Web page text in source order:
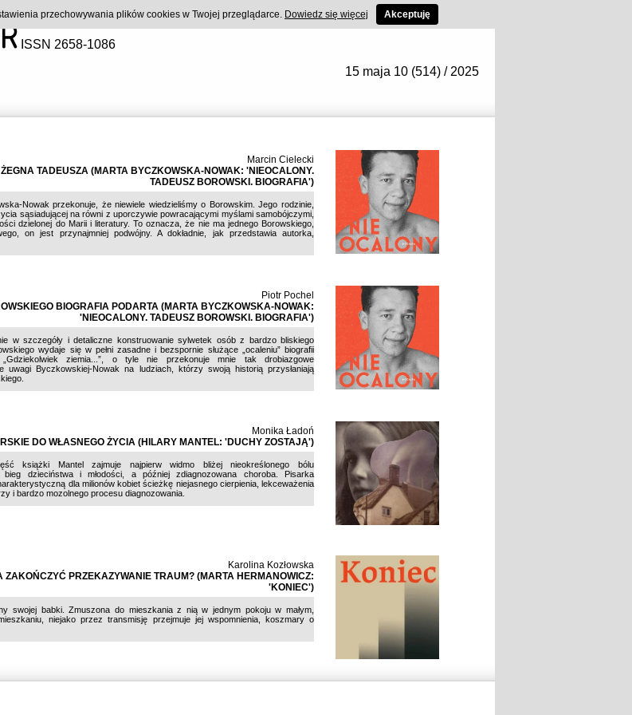
ISSN 2658-1086
15 maja 10 (514) / 2025
Marcin Cielecki
TADEUSZA (MARTA BYCZKOWSKA-NOWAK: 'NIEOCALONY.
TADEUSZ BOROWSKI. BIOGRAFIA')
Nowak przekonuje, że niewiele wiedzieliśmy o Borowskim. Jego rodzinie,
sąsiadującej na równi z uporczywie powracającymi myślami samobójczymi,
dzielonej do Marii i literatury. To oznacza, że nie ma jednego Borowskiego,
on jest przynajmniej podwójny. A dokładnie, jak przedstawia autorka,
Piotr Pochel
BIOGRAFIA PODARTA (MARTA BYCZKOWSKA-NOWAK:
'NIEOCALONY. TADEUSZ BOROWSKI. BIOGRAFIA')
w szczegóły i detaliczne konstruowanie sylwetek osób z bardzo bliskiego
wydaje się w pełni zasadne i bezspornie służące „ocaleniu” biografii
ziemia...”, o tyle nie przekonuje mnie tak drobiazgowe
uwagi Byczkowskiej-Nowak na ludziach, którzy swoją historią przysłaniają
Monika Ładoń
DO WŁASNEGO ŻYCIA (HILARY MANTEL: 'DUCHY ZOSTAJĄ')
książki Mantel zajmuje najpierw widmo bliżej nieokreślonego bólu
bieg dzieciństwa i młodości, a później zdiagnozowana choroba. Pisarka
dla milionów kobiet ścieżkę niejasnego cierpienia, lekceważenia
i bardzo mozolnego procesu diagnozowania.
Karolina Kozłowska
ZAKOŃCZYĆ PRZEKAZYWANIE TRAUM? (MARTA HERMANOWICZ:
'KONIEC')
swojej babki. Zmuszona do mieszkania z nią w jednym pokoju w małym,
niejako przez transmisję przejmuje jej wspomnienia, koszmary o
przechowywania plików cookies w Twojej przeglądarce. Dowiedz się więcej Akceptuję